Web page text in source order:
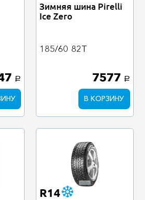
a
Зимняя шина Pirelli
Ice Zero
185/60 82T
7577 a
В КОРЗИНУ
R14